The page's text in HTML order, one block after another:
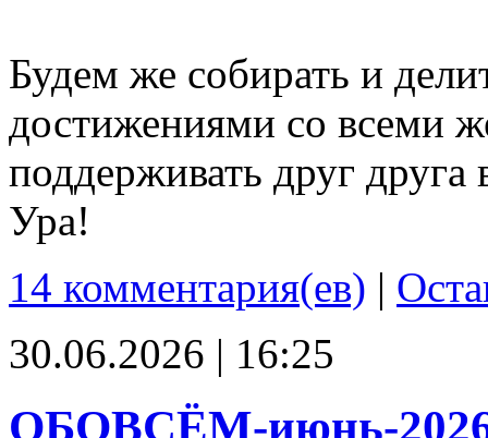
Будем же собирать и
достижениями со всеми
поддерживать друг
Ура!
14 комментария(ев) |
30.06.2026 | 16:25
ОБОВСЁМ-июнь-